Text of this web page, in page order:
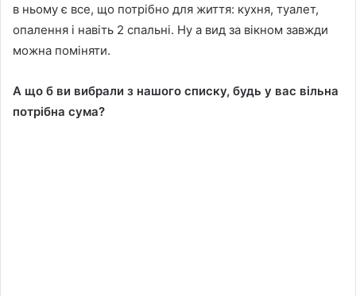
в ньому є все, що потрібно для життя: кухня, туалет,
опалення і навіть 2 спальні. Ну а вид за вікном завжди
можна поміняти.
А що б ви вибрали з нашого списку, будь у вас вільна
потрібна сума?